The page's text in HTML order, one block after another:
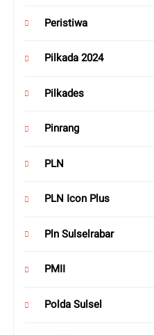
Peristiwa
Pilkada 2024
Pilkades
Pinrang
PLN
PLN Icon Plus
Pln Sulselrabar
PMII
Polda Sulsel